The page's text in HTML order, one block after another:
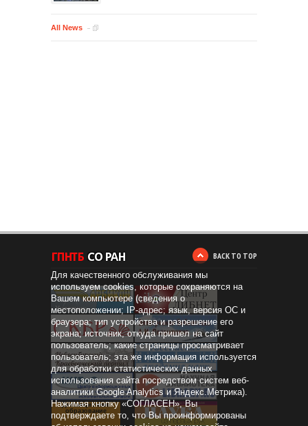
All News
BACK TO TOP
Дистанционное
образование
Для качественного обслуживания мы
используем cookies, которые сохраняются на
Вашем компьютере (сведения о
местоположении; IP-адрес; язык, версия ОС и
браузера; тип устройства и разрешение его
экрана; источник, откуда пришел на сайт
пользователь; какие страницы просматривает
пользователь; эта же информация используется
для обработки статистических данных
использования сайта посредством систем веб-
аналитики Google Analytics и Яндекс.Метрика).
Нажимая кнопку «СОГЛАСЕН», Вы
подтверждаете то, что Вы проинформированы